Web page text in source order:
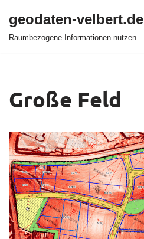
geodaten-velbert.de
Raumbezogene Informationen nutzen
Große Feld